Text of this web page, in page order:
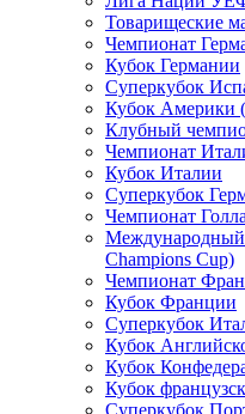
Товарищеские
Чемпионат
Кубок Германии
Суперкубок
Кубок Америки
Клубный
Чемпионат
Кубок Италии
Суперкубок
Чемпионат
Международный
Champions Cup)
Чемпионат
Кубок Франции
Суперкубок
Кубок
Кубок
Кубок
Суперкубок